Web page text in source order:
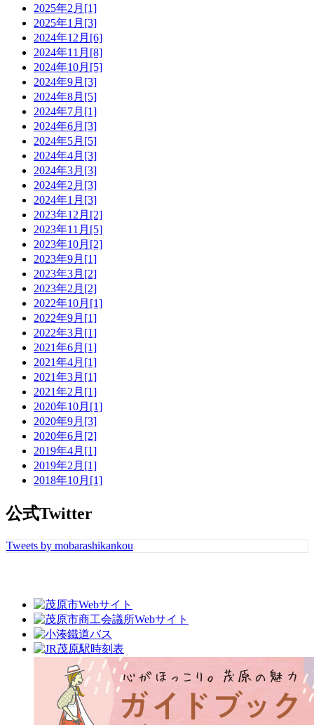
2025年2月[1]
2025年1月[3]
2024年12月[6]
2024年11月[8]
2024年10月[5]
2024年9月[3]
2024年8月[5]
2024年7月[1]
2024年6月[3]
2024年5月[5]
2024年4月[3]
2024年3月[3]
2024年2月[3]
2024年1月[3]
2023年12月[2]
2023年11月[5]
2023年10月[2]
2023年9月[1]
2023年3月[2]
2023年2月[2]
2022年10月[1]
2022年9月[1]
2022年3月[1]
2021年6月[1]
2021年4月[1]
2021年3月[1]
2021年2月[1]
2020年10月[1]
2020年9月[3]
2020年6月[2]
2019年4月[1]
2019年2月[1]
2018年10月[1]
公式Twitter
Tweets by mobarashikankou